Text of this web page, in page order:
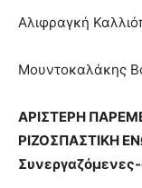
Αλιφραγκή
Μουντοκαλάκης
ΑΡΙΣΤΕΡΗ
ΡΙΖΟΣΠΑΣΤΙΚΗ
Συνεργαζόμενες-